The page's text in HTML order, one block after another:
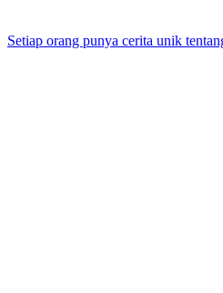
Setiap orang punya cerita unik